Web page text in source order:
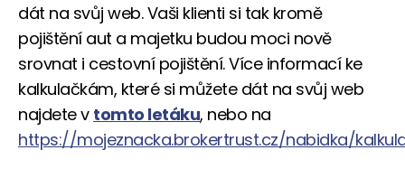
dát na svůj web. Vaši klienti si tak kromě
pojištění aut a majetku budou moci nově
srovnat i cestovní pojištění. Více informací ke
kalkulačkám, které si můžete dát na svůj web
najdete v tomto letáku, nebo na
https://mojeznacka.brokertrust.cz/nabidka/